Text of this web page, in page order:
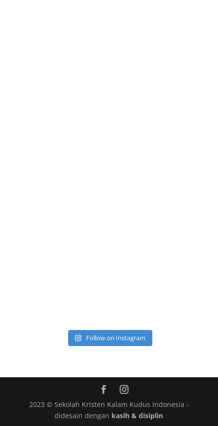
Follow on Instagram
2023 © Sekolah Kristen Kalam Kudus Indonesia -
didesain dengan kasih & disiplin